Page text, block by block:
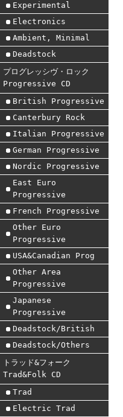
Experimental
Electronics
Ambient, Minimal
Deadstock
プログレッシヴ・ロック
Progressive CD
British Progressive
Canterbury Rock
Italian Progressive
German Progressive
Nordic Progressive
East Euro
Progressive
French Progressive
Other Euro
Progressive
USA&Canadian Prog
Other Area
Progressive
Japanese
Progressive
Deadstock/British
Deadstock/Others
トラッド&フォーク
Trad&Folk CD
Trad
Electric Trad